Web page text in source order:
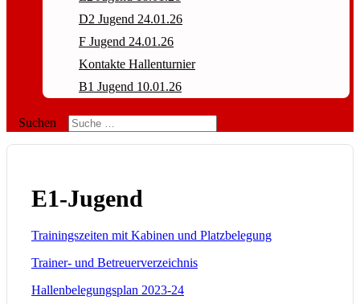
D2 Jugend 24.01.26
F Jugend 24.01.26
Kontakte Hallenturnier
B1 Jugend 10.01.26
Suchen
E1-Jugend
Trainingszeiten mit Kabinen und Platzbelegung
Trainer- und Betreuerverzeichnis
Hallenbelegungsplan 2023-24